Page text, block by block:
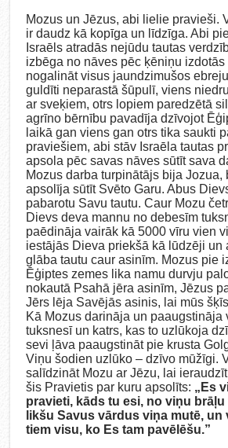
Mozus un Jēzus, abi lielie pravieši.
ir daudz kā kopīga un līdzīga. Abi
Israēls atradās nejūdu tautas
izbēga no nāves pēc ķēniņu
nogalināt visus jaundzimušos
guldīti neparastā šūpulī, viens
ar sveķiem, otrs lopiem paredzētā
agrīno bērnību pavadīja dzīvojot
laikā gan viens gan otrs tika saukti
praviešiem, abi stāv Israēla tautas
apsola pēc savas nāves sūtīt sava
Mozus darba turpinātājs bija Jozua,
apsolīja sūtīt Svēto Garu. Abus
pabarotu Savu tautu. Caur Mozu
Dievs deva mannu no debesīm
paēdināja vairāk kā 5000 vīru vien
iestājās Dieva priekšā kā lūdzēji un
glāba tautu caur asinīm. Mozus pie
Ēģiptes zemes lika namu durvju
nokautā Psahā jēra asinīm, Jēzus
Jērs lēja Savējās asinis, lai mūs
Kā Mozus darināja un paaugstināja
tuksnesī un katrs, kas to uzlūkoja
sevi ļāva paaugstināt pie krusta
Viņu šodien uzlūko – dzīvo mūžīgi.
salīdzināt Mozu ar Jēzu, lai
šis Pravietis par kuru apsolīts: „Es
pravieti, kāds tu esi, no viņu
likšu Savus vārdus viņa mutē, un
tiem visu, ko Es tam pavēlēšu.”